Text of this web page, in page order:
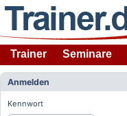
Trainer Seminare
Anmelden
Kennwort